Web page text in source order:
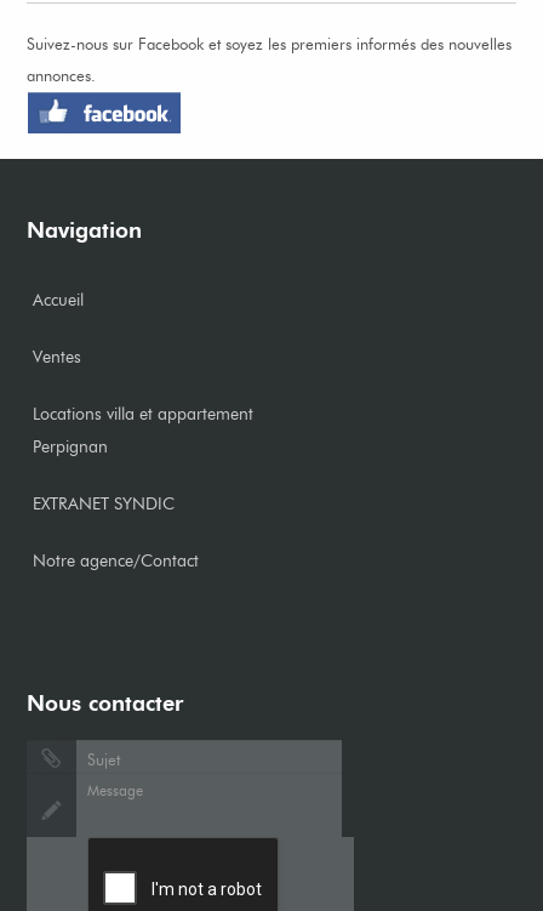
Suivez-nous sur Facebook et soyez les premiers informés des nouvelles
annonces.
Navigation
Accueil
Ventes
Locations villa et appartement
Perpignan
EXTRANET SYNDIC
Notre agence/Contact
Nous contacter